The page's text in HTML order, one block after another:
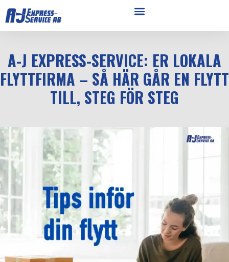
A-J EXPRESS-SERVICE: ER LOKALA
FLYTTFIRMA – SÅ HÄR GÅR EN FLYTT
TILL, STEG FÖR STEG